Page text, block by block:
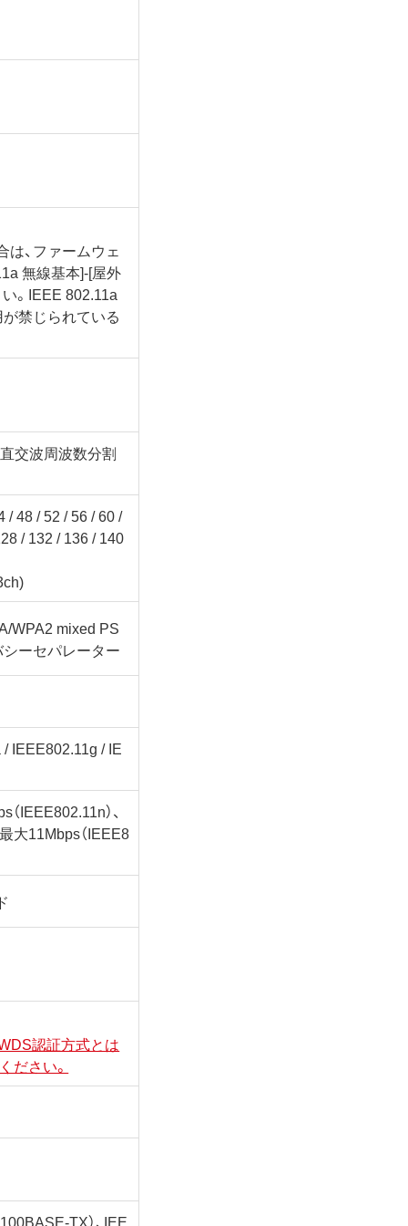
、ファームウェ
無線基本]-[屋外
。IEEE 802.11a
禁じられている
交波周波数分割
/ 48 / 52 / 56 / 60 /
/ 132 / 136 / 140
WPA2 mixed PS
シーセパレーター
IEEE802.11g / IE
IEEE802.11n）、
大11Mbps（IEEE8
認証方式とは
ださい。
TX）、IEE